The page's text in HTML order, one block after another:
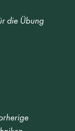
die Übung